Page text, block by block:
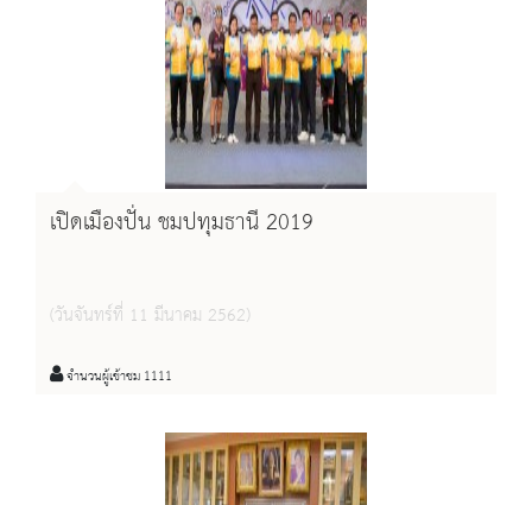
เปิดเมืองปั่น ชมปทุมธานี 2019
(วันจันทร์ที่ 11 มีนาคม 2562)
จำนวนผู้เข้าชม 1111